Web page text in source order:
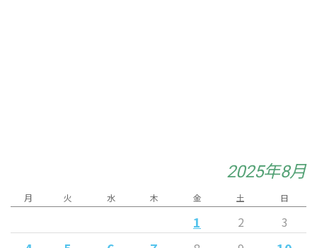
2025年8月
月 火 水 木 金 土 日
1 2 3